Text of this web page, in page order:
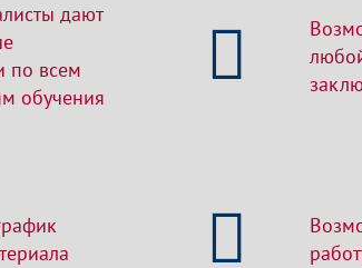
дают
по всем
обучения